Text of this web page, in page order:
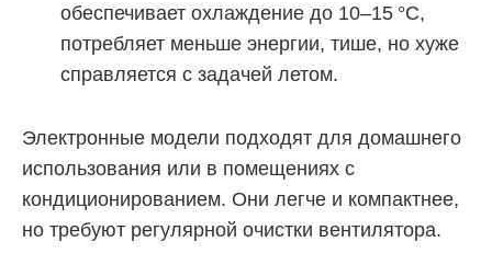
обеспечивает охлаждение до 10–15 °C,
потребляет меньше энергии, тише, но хуже
справляется с задачей летом.
Электронные модели подходят для домашнего
использования или в помещениях с
кондиционированием. Они легче и компактнее,
но требуют регулярной очистки вентилятора.